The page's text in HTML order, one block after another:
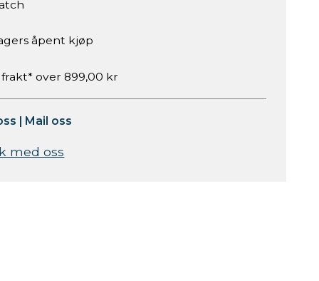
åpent kjøp
frakt* over 899,00 kr
| Mail oss
med oss